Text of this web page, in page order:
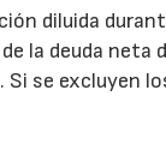
diluida
la deuda neta
se excluyen